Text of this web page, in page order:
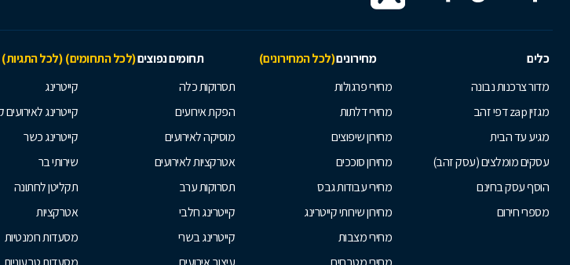
כלים מחירונים(לכל המחירונים) תחומים נפוצים(לכל התחומים) (לכל התגיות)
מדור צרכנות נבונה
מגזין zap דפי זהב
מגיע עד הבית
עסקים מומלצים (עסק זהב)
הוסף עסק בחינם
מספרי חירום
מחירי פרגולות
מחירי דלתות
מחירון שיפוצים
מחירון סוככים
מחירי עבודות גבס
מחירון שירותי קייטרינג
מחירי מצבות
תסרוקות כלה
הפקת אירועים
מוסיקה לאירועים
אטרקציות לאירועים
תסרוקות ערב
קייטרינג חלבי
קייטרינג בשרי
קייטרינג
קייטרינג
קייטרינג כשר
שירותי בר
תקליטן לחתונה
אטרקציות
מסעדות רומנטיות